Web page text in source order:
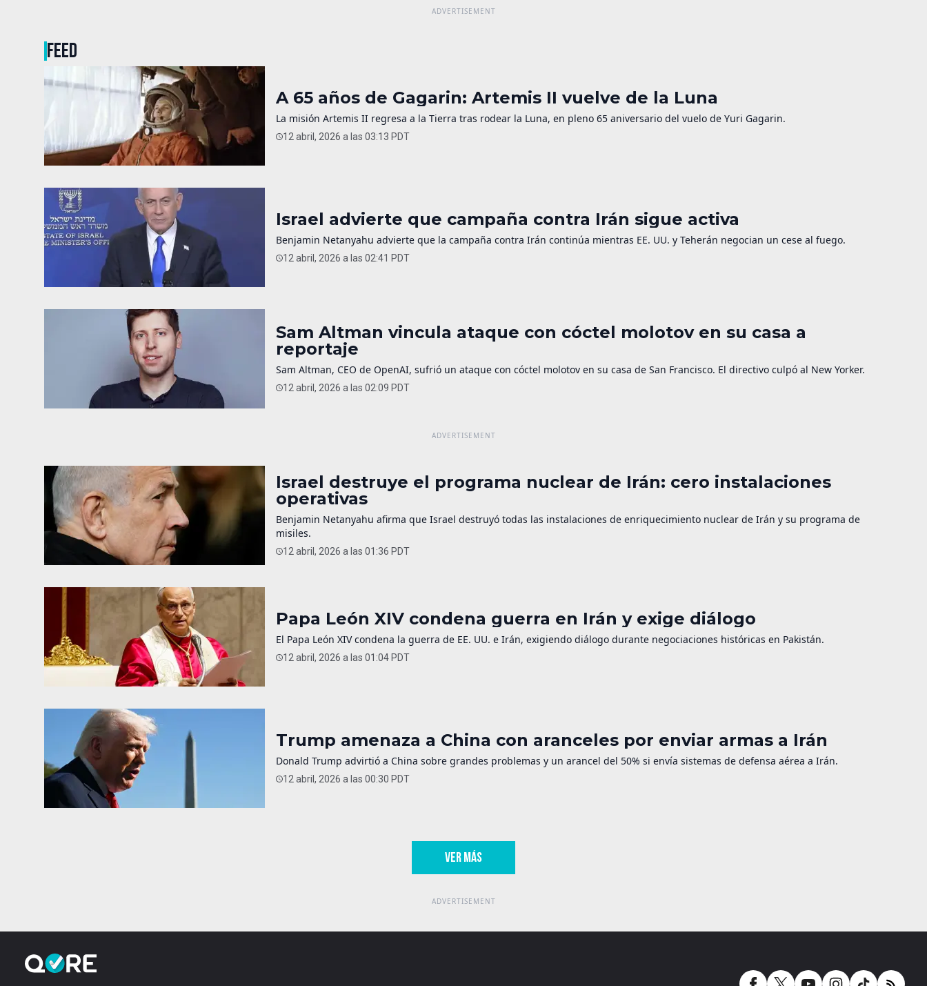
FEED
A 65 años de Gagarin: Artemis II vuelve de la Luna
La misión Artemis II regresa a la Tierra tras rodear la Luna, en pleno 65 aniversario del vuelo de Yuri Gagarin.
12 abril, 2026 a las 03:13 PDT
Israel advierte que campaña contra Irán sigue activa
Benjamin Netanyahu advierte que la campaña contra Irán continúa mientras EE. UU. y Teherán negocian un cese al fuego.
12 abril, 2026 a las 02:41 PDT
Sam Altman vincula ataque con cóctel molotov en su casa a
reportaje
Sam Altman, CEO de OpenAI, sufrió un ataque con cóctel molotov en su casa de San Francisco. El directivo culpó al New Yorker.
12 abril, 2026 a las 02:09 PDT
Israel destruye el programa nuclear de Irán: cero instalaciones
operativas
Benjamin Netanyahu afirma que Israel destruyó todas las instalaciones de enriquecimiento nuclear de Irán y su programa de
misiles.
12 abril, 2026 a las 01:36 PDT
Papa León XIV condena guerra en Irán y exige diálogo
El Papa León XIV condena la guerra de EE. UU. e Irán, exigiendo diálogo durante negociaciones históricas en Pakistán.
12 abril, 2026 a las 01:04 PDT
Trump amenaza a China con aranceles por enviar armas a Irán
Donald Trump advirtió a China sobre grandes problemas y un arancel del 50% si envía sistemas de defensa aérea a Irán.
12 abril, 2026 a las 00:30 PDT
VER MÁS